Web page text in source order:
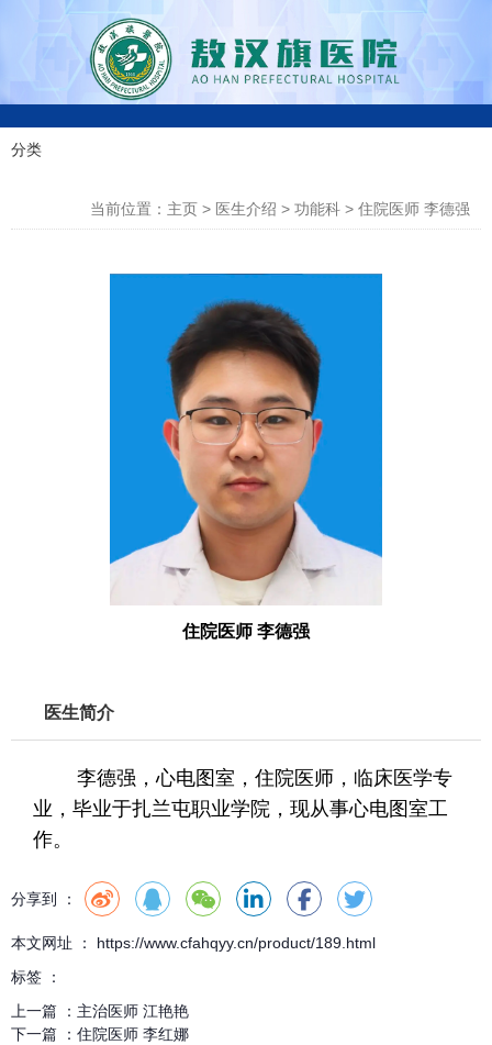
0
7
6
-
4
3
0
0
0
5
分类
当前位置：主页 > 医生介绍 > 功能科 > 住院医师 李德强
住院医师 李德强
医生简介
李德强，心电图室，住院医师，临床医学专
业，毕业于扎兰屯职业学院，现从事心电图室工
作。
分享到 ：
本文网址 ： https://www.cfahqyy.cn/product/189.html
标签 ：
上一篇 ： 主治医师 江艳艳
下一篇 ： 住院医师 李红娜